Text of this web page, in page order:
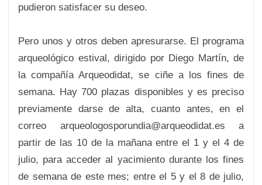
pudieron satisfacer su deseo.
Pero unos y otros deben apresurarse. El programa
arqueológico estival, dirigido por Diego Martín, de
la compañía Arqueodidat, se ciñe a los fines de
semana. Hay 700 plazas disponibles y es preciso
previamente darse de alta, cuanto antes, en el
correo arqueologosporundia@arqueodidat.es a
partir de las 10 de la mañana entre el 1 y el 4 de
julio, para acceder al yacimiento durante los fines
de semana de este mes; entre el 5 y el 8 de julio,